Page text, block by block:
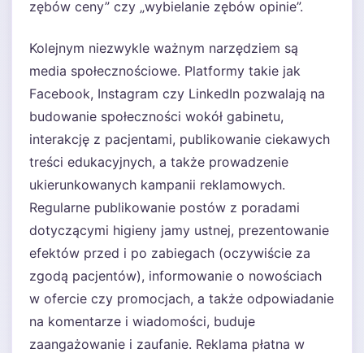
zębów ceny” czy „wybielanie zębów opinie”.
Kolejnym niezwykle ważnym narzędziem są
media społecznościowe. Platformy takie jak
Facebook, Instagram czy LinkedIn pozwalają na
budowanie społeczności wokół gabinetu,
interakcję z pacjentami, publikowanie ciekawych
treści edukacyjnych, a także prowadzenie
ukierunkowanych kampanii reklamowych.
Regularne publikowanie postów z poradami
dotyczącymi higieny jamy ustnej, prezentowanie
efektów przed i po zabiegach (oczywiście za
zgodą pacjentów), informowanie o nowościach
w ofercie czy promocjach, a także odpowiadanie
na komentarze i wiadomości, buduje
zaangażowanie i zaufanie. Reklama płatna w